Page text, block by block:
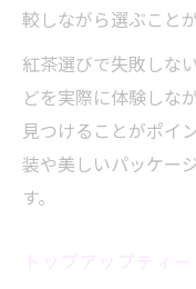
較しながら選ぶこと
紅茶選びで失敗しな
どを実際に体験しな
見つけることがポイ
装や美しいパッケー
す。